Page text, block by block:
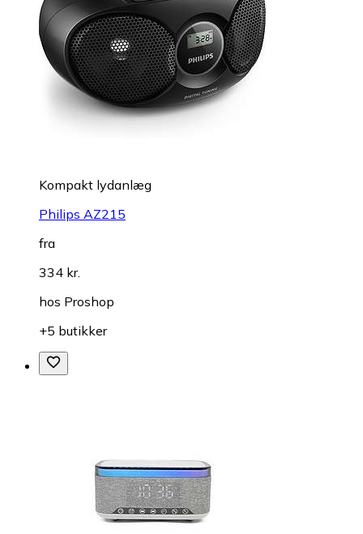
Kompakt lydanlæg
Philips AZ215
fra
334 kr.
hos Proshop
+5 butikker